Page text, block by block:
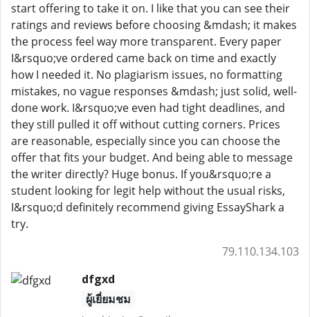
start offering to take it on. I like that you can see their
ratings and reviews before choosing &mdash; it makes
the process feel way more transparent. Every paper
I&rsquo;ve ordered came back on time and exactly
how I needed it. No plagiarism issues, no formatting
mistakes, no vague responses &mdash; just solid, well-
done work. I&rsquo;ve even had tight deadlines, and
they still pulled it off without cutting corners. Prices
are reasonable, especially since you can choose the
offer that fits your budget. And being able to message
the writer directly? Huge bonus. If you&rsquo;re a
student looking for legit help without the usual risks,
I&rsquo;d definitely recommend giving EssayShark a
try.
79.110.134.103
dfgxd
ผู้เยี่ยมชม